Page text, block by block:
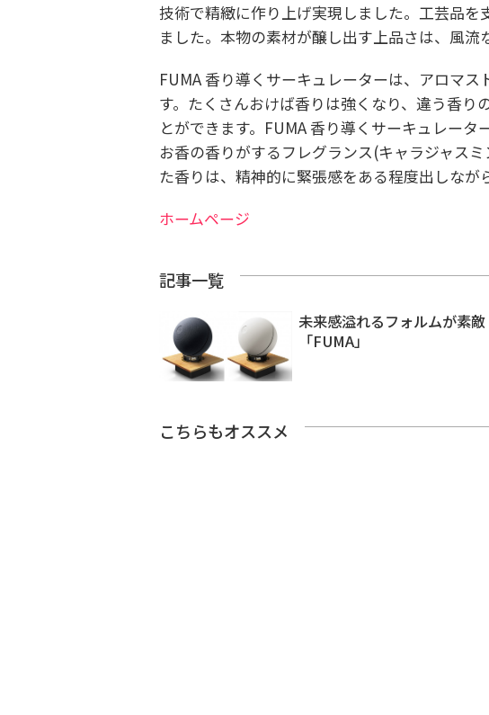
技術で精緻に作り上げ実現しました。 工芸品を
ました。 本物の素材が醸し出す上品さは、風流
FUMA 香り導くサーキュレーターは、アロマ
す。 たくさんおけば香りは強くなり、違う香り
とができます。 FUMA 香り導くサーキュレータ
お香の香りがするフレグランス(キャラジャスミ
た香りは、精神的に緊張感をある程度出しなが
ホームページ
記事一覧
未来感溢れるフォルムが素
「FUMA」
こちらもオススメ